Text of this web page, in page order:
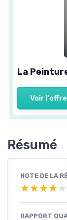
La
Voir l'offre
Résumé
NOTE DE LA
★★★★★
★★★★★
RAPPORT